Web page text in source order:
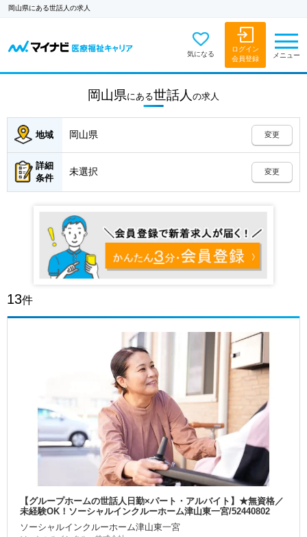
岡山県にある世話人の求人
気になる
ログイン
会員登録
メニュー
岡山県にある世話人 の求人
地域 岡山県 変更
詳細
条件
未選択 変更
13件
【グループホームの世話人日勤×パート・アルバイト】★無資格／
未経験OK！ソーシャルインクルーホーム津山東一宮/52440802
ソーシャルインクルーホーム津山東一宮